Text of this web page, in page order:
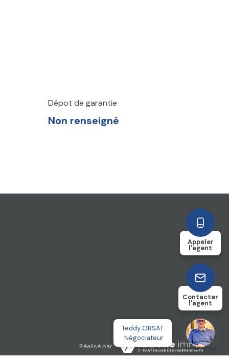
Teddy ORSAT
Négociateur
Appeler
l'agent
Contacter
l'agent
Dépot de garantie
Non renseigné
Réalisé par